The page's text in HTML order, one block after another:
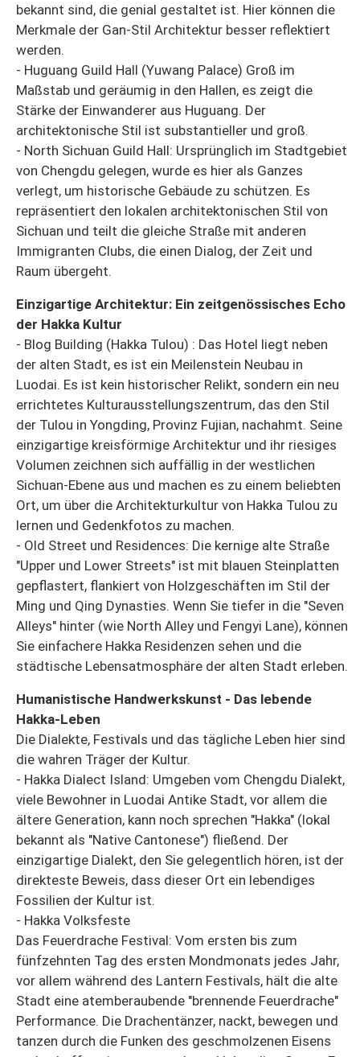
bekannt sind, die genial gestaltet ist. Hier können die
Merkmale der Gan-Stil Architektur besser reflektiert
werden.
- Huguang Guild Hall (Yuwang Palace) Groß im
Maßstab und geräumig in den Hallen, es zeigt die
Stärke der Einwanderer aus Huguang. Der
architektonische Stil ist substantieller und groß.
- North Sichuan Guild Hall: Ursprünglich im Stadtgebiet
von Chengdu gelegen, wurde es hier als Ganzes
verlegt, um historische Gebäude zu schützen. Es
repräsentiert den lokalen architektonischen Stil von
Sichuan und teilt die gleiche Straße mit anderen
Immigranten Clubs, die einen Dialog, der Zeit und
Raum übergeht.
Einzigartige Architektur: Ein zeitgenössisches Echo
der Hakka Kultur
- Blog Building (Hakka Tulou) : Das Hotel liegt neben
der alten Stadt, es ist ein Meilenstein Neubau in
Luodai. Es ist kein historischer Relikt, sondern ein neu
errichtetes Kulturausstellungszentrum, das den Stil
der Tulou in Yongding, Provinz Fujian, nachahmt. Seine
einzigartige kreisförmige Architektur und ihr riesiges
Volumen zeichnen sich auffällig in der westlichen
Sichuan-Ebene aus und machen es zu einem beliebten
Ort, um über die Architekturkultur von Hakka Tulou zu
lernen und Gedenkfotos zu machen.
- Old Street und Residences: Die kernige alte Straße
"Upper und Lower Streets" ist mit blauen Steinplatten
gepflastert, flankiert von Holzgeschäften im Stil der
Ming und Qing Dynasties. Wenn Sie tiefer in die "Seven
Alleys" hinter (wie North Alley und Fengyi Lane), können
Sie einfachere Hakka Residenzen sehen und die
städtische Lebensatmosphäre der alten Stadt erleben.
Humanistische Handwerkskunst - Das lebende
Hakka-Leben
Die Dialekte, Festivals und das tägliche Leben hier sind
die wahren Träger der Kultur.
- Hakka Dialect Island: Umgeben vom Chengdu Dialekt,
viele Bewohner in Luodai Antike Stadt, vor allem die
ältere Generation, kann noch sprechen "Hakka" (lokal
bekannt als "Native Cantonese") fließend. Der
einzigartige Dialekt, den Sie gelegentlich hören, ist der
direkteste Beweis, dass dieser Ort ein lebendiges
Fossilien der Kultur ist.
- Hakka Volksfeste
Das Feuerdrache Festival: Vom ersten bis zum
fünfzehnten Tag des ersten Mondmonats jedes Jahr,
vor allem während des Lantern Festivals, hält die alte
Stadt eine atemberaubende "brennende Feuerdrache"
Performance. Die Drachentänzer, nackt, bewegen und
tanzen durch die Funken des geschmolzenen Eisens